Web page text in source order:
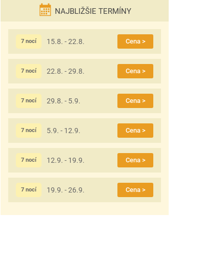
NAJBLIŽŠIE TERMÍNY
15.8. - 22.8.
7 nocí Cena >
22.8. - 29.8.
7 nocí Cena >
29.8. - 5.9.
7 nocí Cena >
5.9. - 12.9.
7 nocí Cena >
12.9. - 19.9.
7 nocí Cena >
19.9. - 26.9.
7 nocí Cena >